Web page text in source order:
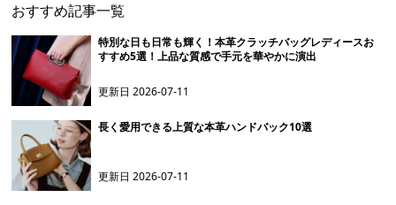
おすすめ記事一覧
特別な日も日常も輝く！本革クラッチバッグレディースお
すすめ5選！上品な質感で手元を華やかに演出
更新日2026-07-11
長く愛用できる上質な本革ハンドバック10選
更新日2026-07-11